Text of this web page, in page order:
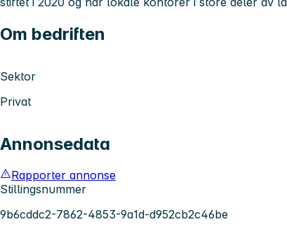
Om bedriften
Sektor
Privat
Annonsedata
Rapporter annonse
Stillingsnummer
9b6cddc2-7862-4853-9a1d-d952cb2c46be